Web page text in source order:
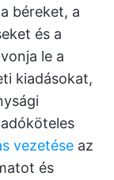
béreket, a
és a
le a
kiadásokat,
vezetése az
és